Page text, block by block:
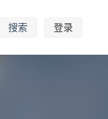
搜索 登录